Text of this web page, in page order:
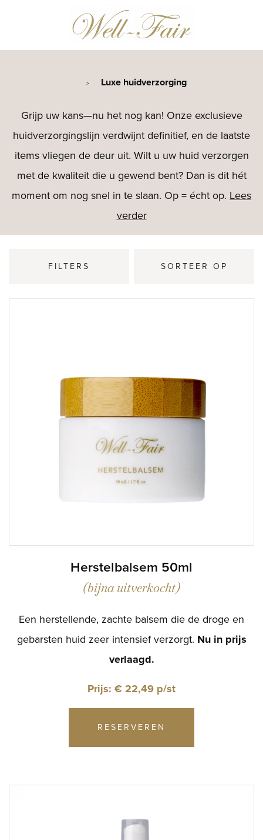
> Luxe huidverzorging
Grijp uw kans—nu het nog kan! Onze exclusieve
huidverzorgingslijn verdwijnt definitief, en de laatste
items vliegen de deur uit. Wilt u uw huid verzorgen
met de kwaliteit die u gewend bent? Dan is dit hét
moment om nog snel in te slaan. Op = écht op. Lees
verder
FILTERS SORTEER OP
Herstelbalsem 50ml
(bijna uitverkocht)
Een herstellende, zachte balsem die de droge en
gebarsten huid zeer intensief verzorgt. Nu in prijs
verlaagd.
Prijs: € 22,49 p/st
RESERVEREN